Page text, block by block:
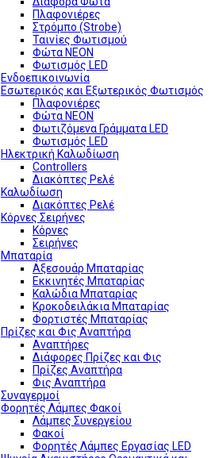
Πλαφονιέρες
Στρόμπο (Strobe)
Ταινίες Φωτισμού
Φώτα NEON
Φωτισμός LED
Ενδοεπικοινωνία
Εσωτερικός και Εξωτερικός Φωτισμός
Πλαφονιέρες
Φώτα NEON
Φωτιζόμενα Γράμματα LED
Φωτισμός LED
Ηλεκτρική Καλωδίωση
Controllers
Διακόπτες Ρελέ
Καλωδίωση
Διακόπτες Ρελέ
Κόρνες Σειρήνες
Κόρνες
Σειρήνες
Μπαταρία
Αξεσουάρ Μπαταρίας
Εκκινητές Μπαταρίας
Καλώδια Μπαταρίας
Κροκοδειλάκια Μπαταρίας
Φορτιστές Μπαταρίας
Πρίζες και Φις Αναπτήρα
Αναπτήρες
Διάφορες Πρίζες και Φις
Πρίζες Αναπτήρα
Φις Αναπτήρα
Συναγερμοί
Φορητές Λάμπες Φακοί
Λάμπες Συνεργείου
Φακοί
Φορητές Λάμπες Εργασίας LED